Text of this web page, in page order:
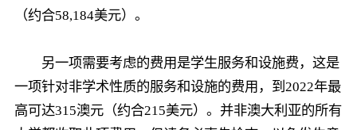
（约合58,184美元）。
另一项需要考虑的费用是学生服务和设施费，这是
一项针对非学术性质的服务和设施的费用，到2022年最
高可达315澳元（约合215美元）。并非澳大利亚的所有